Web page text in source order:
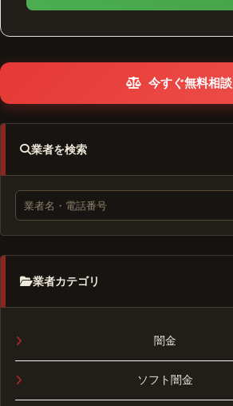
今すぐ無料相談
業者を検索
業者カテゴリ
闇金
ソフト闇金